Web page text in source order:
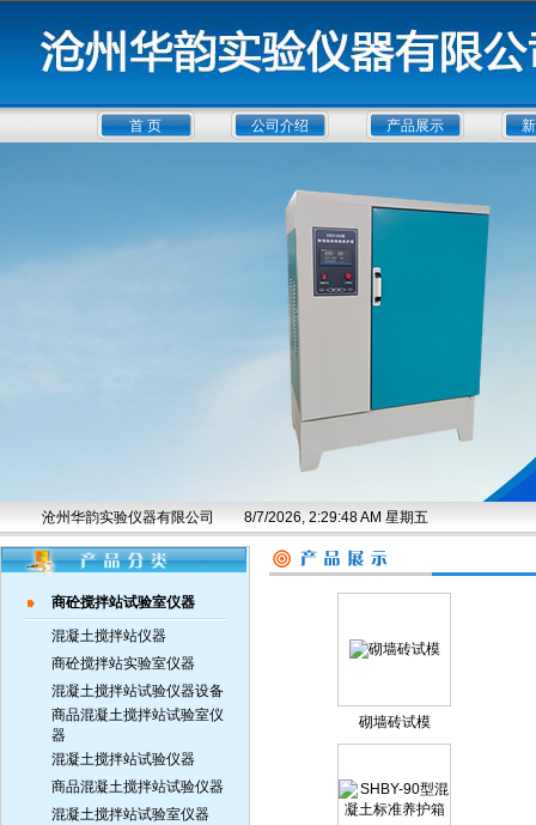
首 页 公司介绍 产品展示
沧州华韵实验仪器有限公司 8/7/2026, 2:29:48 AM 星期五
商砼搅拌站试验室仪器
混凝土搅拌站仪器
商砼搅拌站实验室仪器
混凝土搅拌站试验仪器设备
商品混凝土搅拌站试验室仪
器
混凝土搅拌站试验仪器
商品混凝土搅拌站试验仪器
混凝土搅拌站试验室仪器
砌墙砖试模